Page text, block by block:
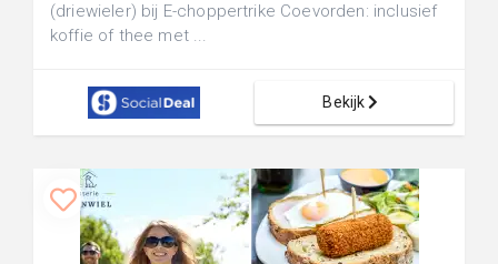
(driewieler) bij E-choppertrike Coevorden: inclusief
koffie of thee met ...
Bekijk